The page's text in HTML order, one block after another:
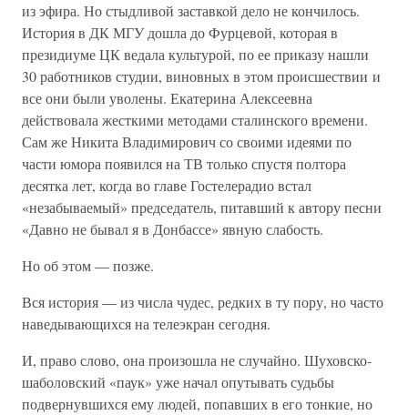
из эфира. Но стыдливой заставкой дело не кончилось.
История в ДК МГУ дошла до Фурцевой, которая в
президиуме ЦК ведала культурой, по ее приказу нашли
30 работников студии, виновных в этом происшествии и
все они были уволены. Екатерина Алексеевна
действовала жесткими методами сталинского времени.
Сам же Никита Владимирович со своими идеями по
части юмора появился на ТВ только спустя полтора
десятка лет, когда во главе Гостелерадио встал
«незабываемый» председатель, питавший к автору песни
«Давно не бывал я в Донбассе» явную слабость.
Но об этом — позже.
Вся история — из числа чудес, редких в ту пору, но часто
наведывающихся на телеэкран сегодня.
И, право слово, она произошла не случайно. Шуховско-
шаболовский «паук» уже начал опутывать судьбы
подвернувшихся ему людей, попавших в его тонкие, но